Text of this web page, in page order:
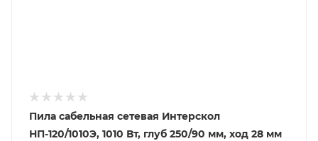
Пила сабельная сетевая Интерскол
НП-120/1010Э, 1010 Вт, глуб 250/90 мм, ход 28 мм